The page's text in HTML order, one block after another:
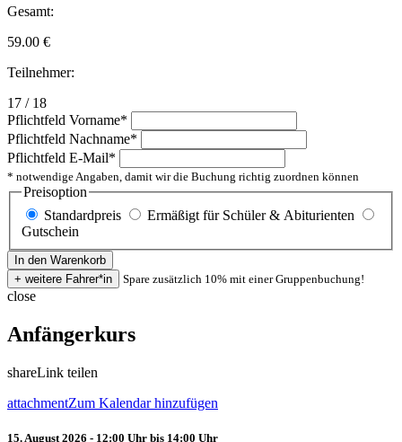
Gesamt:
59.00 €
Teilnehmer:
17 / 18
Pflichtfeld Vorname*
Pflichtfeld Nachname*
Pflichtfeld E-Mail*
* notwendige Angaben, damit wir die Buchung richtig zuordnen können
Preisoption
Standardpreis
Ermäßigt für Schüler & Abiturienten
Gutschein
Spare zusätzlich 10% mit einer Gruppenbuchung!
close
Anfängerkurs
shareLink teilen
attachmentZum Kalendar hinzufügen
15. August 2026 - 12:00 Uhr bis 14:00 Uhr